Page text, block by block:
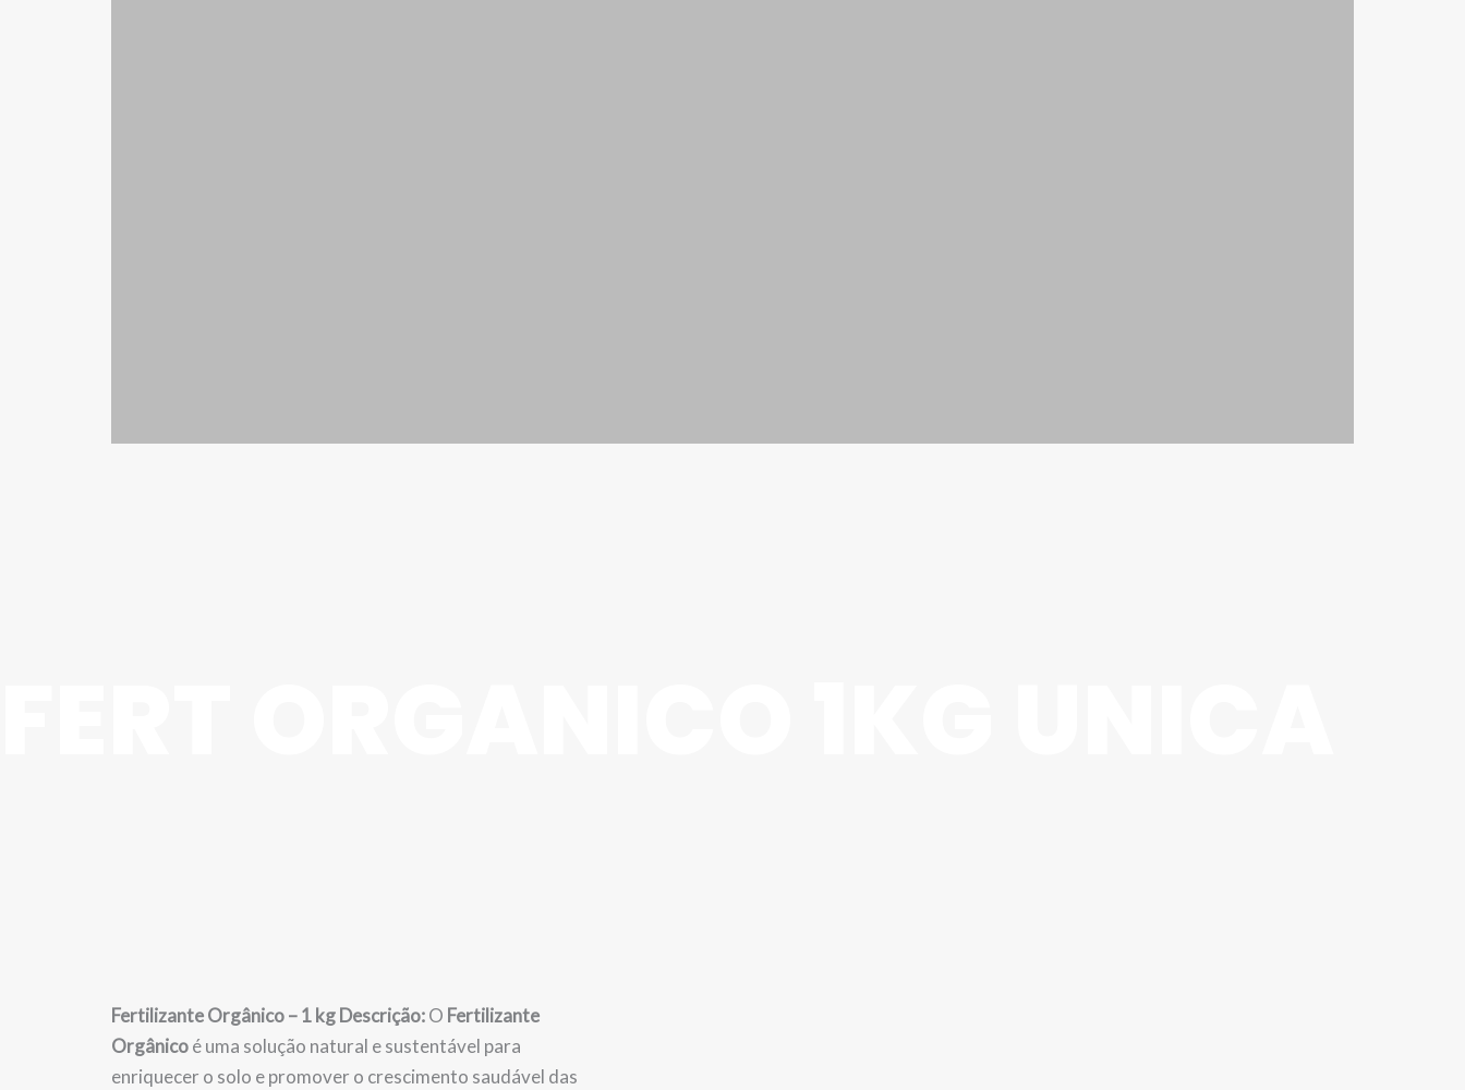
Fertilizante Orgânico – 1 kgDescrição:O Fertilizante
Orgânicoé uma solução natural e sustentável para
enriquecer o solo e promover o crescimento saudável das